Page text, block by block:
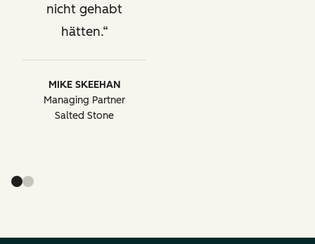
nicht gehabt
hätten.
MIKE SKEEHAN
Managing Partner
Salted Stone